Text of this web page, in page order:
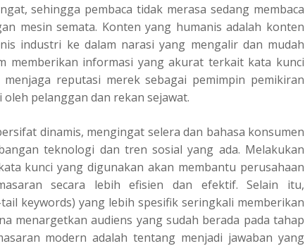
sehingga pembaca tidak merasa sedang membaca
mesin semata. Konten yang humanis adalah konten
industri ke dalam narasi yang mengalir dan mudah
memberikan informasi yang akurat terkait kata kunci
reputasi merek sebagai pemimpin pemikiran
pelanggan dan rekan sejawat.
dinamis, mengingat selera dan bahasa konsumen
teknologi dan tren sosial yang ada. Melakukan
kunci yang digunakan akan membantu perusahaan
secara lebih efisien dan efektif. Selain itu,
keywords) yang lebih spesifik seringkali memberikan
menargetkan audiens yang sudah berada pada tahap
modern adalah tentang menjadi jawaban yang